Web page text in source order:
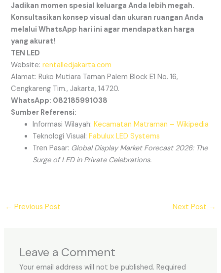
Jadikan momen spesial keluarga Anda lebih megah.
Konsultasikan konsep visual dan ukuran ruangan Anda
melalui WhatsApp hari ini agar mendapatkan harga
yang akurat!
TEN LED
Website:rentalledjakarta.com
Alamat: Ruko Mutiara Taman Palem Block E1 No. 16,
Cengkareng Tim., Jakarta, 14720.
WhatsApp: 082185991038
Sumber Referensi:
Informasi Wilayah:Kecamatan Matraman – Wikipedia
Teknologi Visual:Fabulux LED Systems
Tren Pasar: Global Display Market Forecast 2026: The
Surge of LED in Private Celebrations.
← Previous Post Next Post →
Leave a Comment
Your email address will not be published. Required